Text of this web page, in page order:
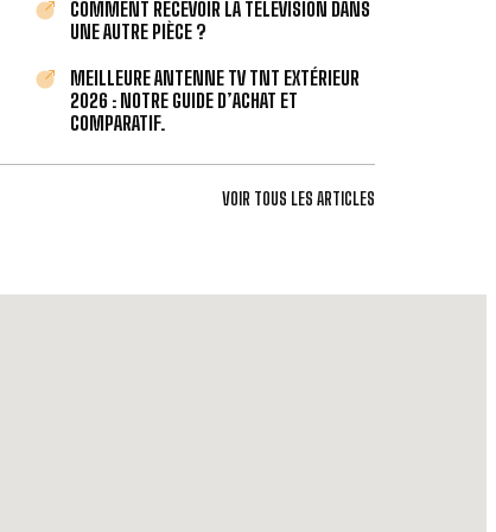
COMMENT RECEVOIR LA TÉLÉVISION DANS
UNE AUTRE PIÈCE ?
MEILLEURE ANTENNE TV TNT EXTÉRIEUR
2026 : NOTRE GUIDE D’ACHAT ET
COMPARATIF.
VOIR TOUS LES ARTICLES